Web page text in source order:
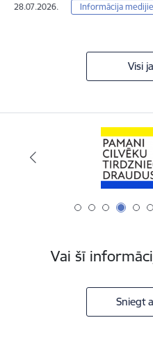
28.07.2026. Informācija
Visi
Vai šī
Sniegt